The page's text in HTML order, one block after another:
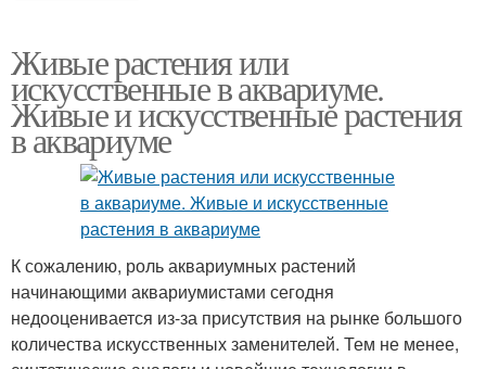
Живые растения или
искусственные в аквариуме.
Живые и искусственные растения
в аквариуме
К сожалению, роль аквариумных растений
начинающими аквариумистами сегодня
недооценивается из-за присутствия на рынке большого
количества искусственных заменителей. Тем не менее,